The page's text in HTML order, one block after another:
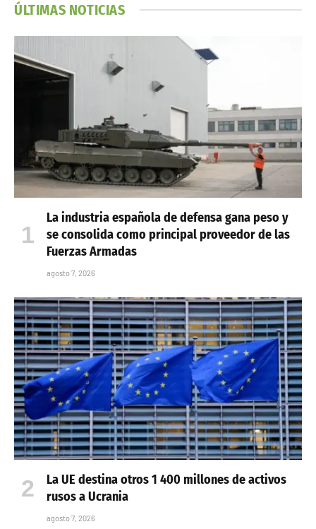
ÚLTIMAS NOTICIAS
La industria española de defensa gana peso y
se consolida como principal proveedor de las
Fuerzas Armadas
agosto 7, 2026
La UE destina otros 1 400 millones de activos
rusos a Ucrania
agosto 7, 2026